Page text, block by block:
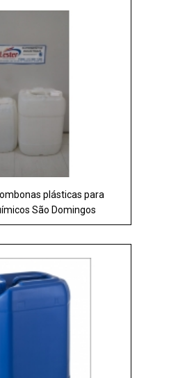
plásticas para
São Domingos